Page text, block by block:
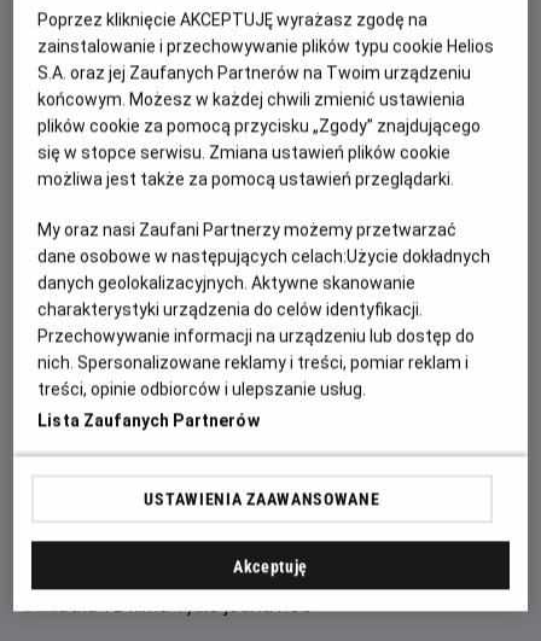
OBSADA
Callum Turner, Monica Barbaro, Maya Hawke, Julia Fox, King
Princess, Ziwe, Ben Marshall, Molly Ringwald, Levar Burton
DZISIAJ,
SIERPNIA
2026
16:45
2D, napisy
POKAŻ KOLEJNE DNI
OPIS FILMU
Owen i pełna nadziei romantyczka Allie mogą być jedynymi
singlami w mieście, którzy szukają czegoś więcej niż
przelotnej przygody. Kiedy się poznają między nimi
natychmiast pojawia się iskra, ale seria pomyłek i
nieoczekiwanych zwrotów akcji komplikuje sytuację.
Błądząc po mieście odkrywaja, że to, czego pragną
najbardziej, jest bliżej, niż im się wydaje.
Poprzez kliknięcie AKCEPTUJĘ wyrażasz zgodę na
zainstalowanie i przechowywanie plików typu cookie Helios
S.A. oraz jej Zaufanych Partnerów na Twoim urządzeniu
końcowym. Możesz w każdej chwili zmienić ustawienia
plików cookie za pomocą przycisku „Zgody” znajdującego
się w stopce serwisu. Zmiana ustawień plików cookie
możliwa jest także za pomocą ustawień przeglądarki.
My oraz nasi Zaufani Partnerzy możemy przetwarzać
dane osobowe w następujących celach:Użycie dokładnych
danych geolokalizacyjnych. Aktywne skanowanie
charakterystyki urządzenia do celów identyfikacji.
Przechowywanie informacji na urządzeniu lub dostęp do
nich. Spersonalizowane reklamy i treści, pomiar reklam i
treści, opinie odbiorców i ulepszanie usług.
Lista Zaufanych Partnerów
USTAWIENIA ZAAWANSOWANE
Akceptuję